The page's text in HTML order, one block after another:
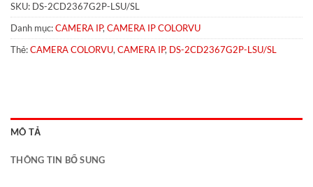
SKU: DS-2CD2367G2P-LSU/SL
Danh mục:CAMERA IP,CAMERA IP COLORVU
Thẻ:CAMERA COLORVU,CAMERA IP, DS-2CD2367G2P-LSU/SL
MÔ TẢ
THÔNG TIN BỔ SUNG